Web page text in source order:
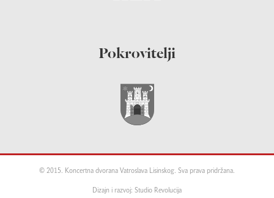
Pokrovitelji
© 2015. Koncertna dvorana Vatroslava Lisinskog. Sva prava pridržana.
Dizajn i razvoj: Studio Revolucija